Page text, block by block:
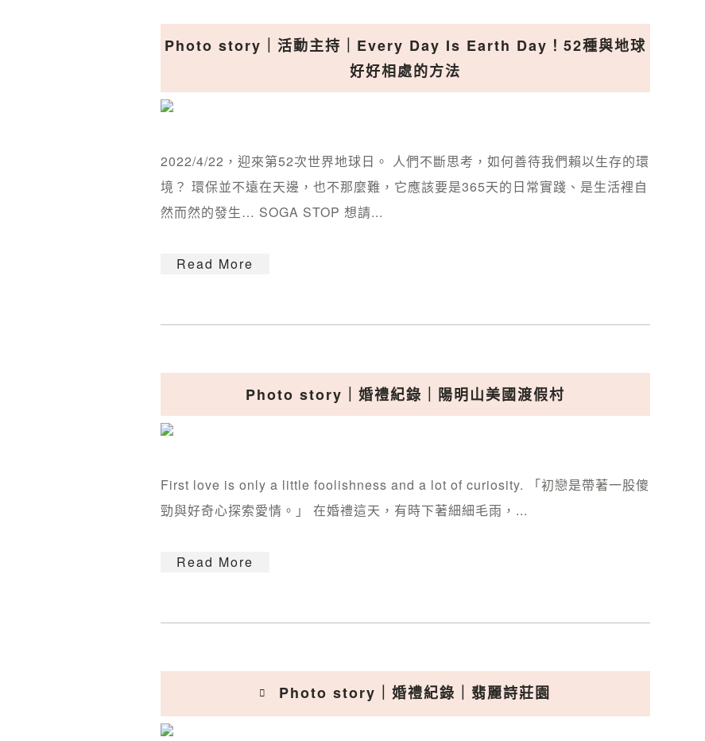
Photo story｜活動主持｜Every Day Is Earth Day！52種與地球
好好相處的方法
2022/4/22，迎來第52次世界地球日。 人們不斷思考，如何善待我們賴以生存的環
境？ 環保並不遠在天邊，也不那麼難，它應該要是365天的日常實踐、是生活裡自
然而然的發生… SOGA STOP 想請...
Read More
Photo story｜婚禮紀錄｜陽明山美國渡假村
First love is only a little foolishness and a lot of curiosity. 「初戀是帶著一股傻
勁與好奇心探索愛情。」 在婚禮這天，有時下著細細毛雨，...
Read More
Photo story｜婚禮紀錄｜翡麗詩莊園